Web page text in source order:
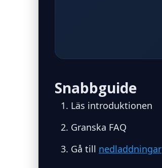
Snabbguide
Läs introduktionen
Granska FAQ
Gå till nedladdningar